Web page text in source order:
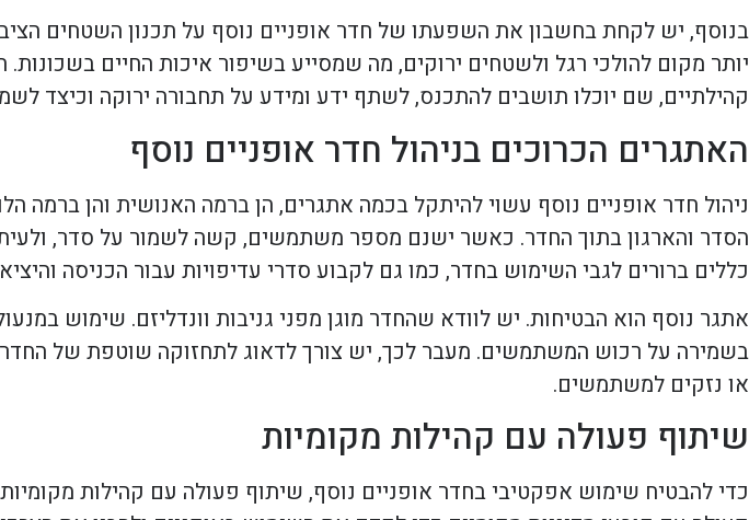
בנוסף, יש לקחת בחשבון את השפעתו של חדר אופניים נוסף על תכנון השטחים
יותר מקום להולכי רגל ולשטחים ירוקים, מה שמסייע בשיפור איכות החיים
קהילתיים, שם יוכלו תושבים להתכנס, לשתף ידע ומידע על תחבורה ירוקה וכיצד
האתגרים הכרוכים בניהול חדר אופניים נוסף
ניהול חדר אופניים נוסף עשוי להיתקל בכמה אתגרים, הן ברמה האנושית והן ברמה
הסדר והארגון בתוך החדר. כאשר ישנם מספר משתמשים, קשה לשמור על סדר,
כללים ברורים לגבי השימוש בחדר, כמו גם לקבוע סדרי עדיפויות עבור הכניסה
אתגר נוסף הוא הבטיחות. יש לוודא שהחדר מוגן מפני גניבות וונדליזם. שימוש
בשמירה על רכוש המשתמשים. מעבר לכך, יש צורך לדאוג לתחזוקה שוטפת של החדר,
או נזקים למשתמשים.
שיתוף פעולה עם קהילות מקומיות
כדי להבטיח שימוש אפקטיבי בחדר אופניים נוסף, שיתוף פעולה עם קהילות